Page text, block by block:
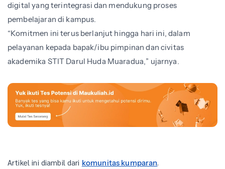
digital yang terintegrasi dan mendukung proses
pembelajaran di kampus.
“Komitmen ini terus berlanjut hingga hari ini, dalam
pelayanan kepada bapak/ibu pimpinan dan civitas
akademika STIT Darul Huda Muaradua,” ujarnya.
Artikel ini diambil dari komunitas kumparan